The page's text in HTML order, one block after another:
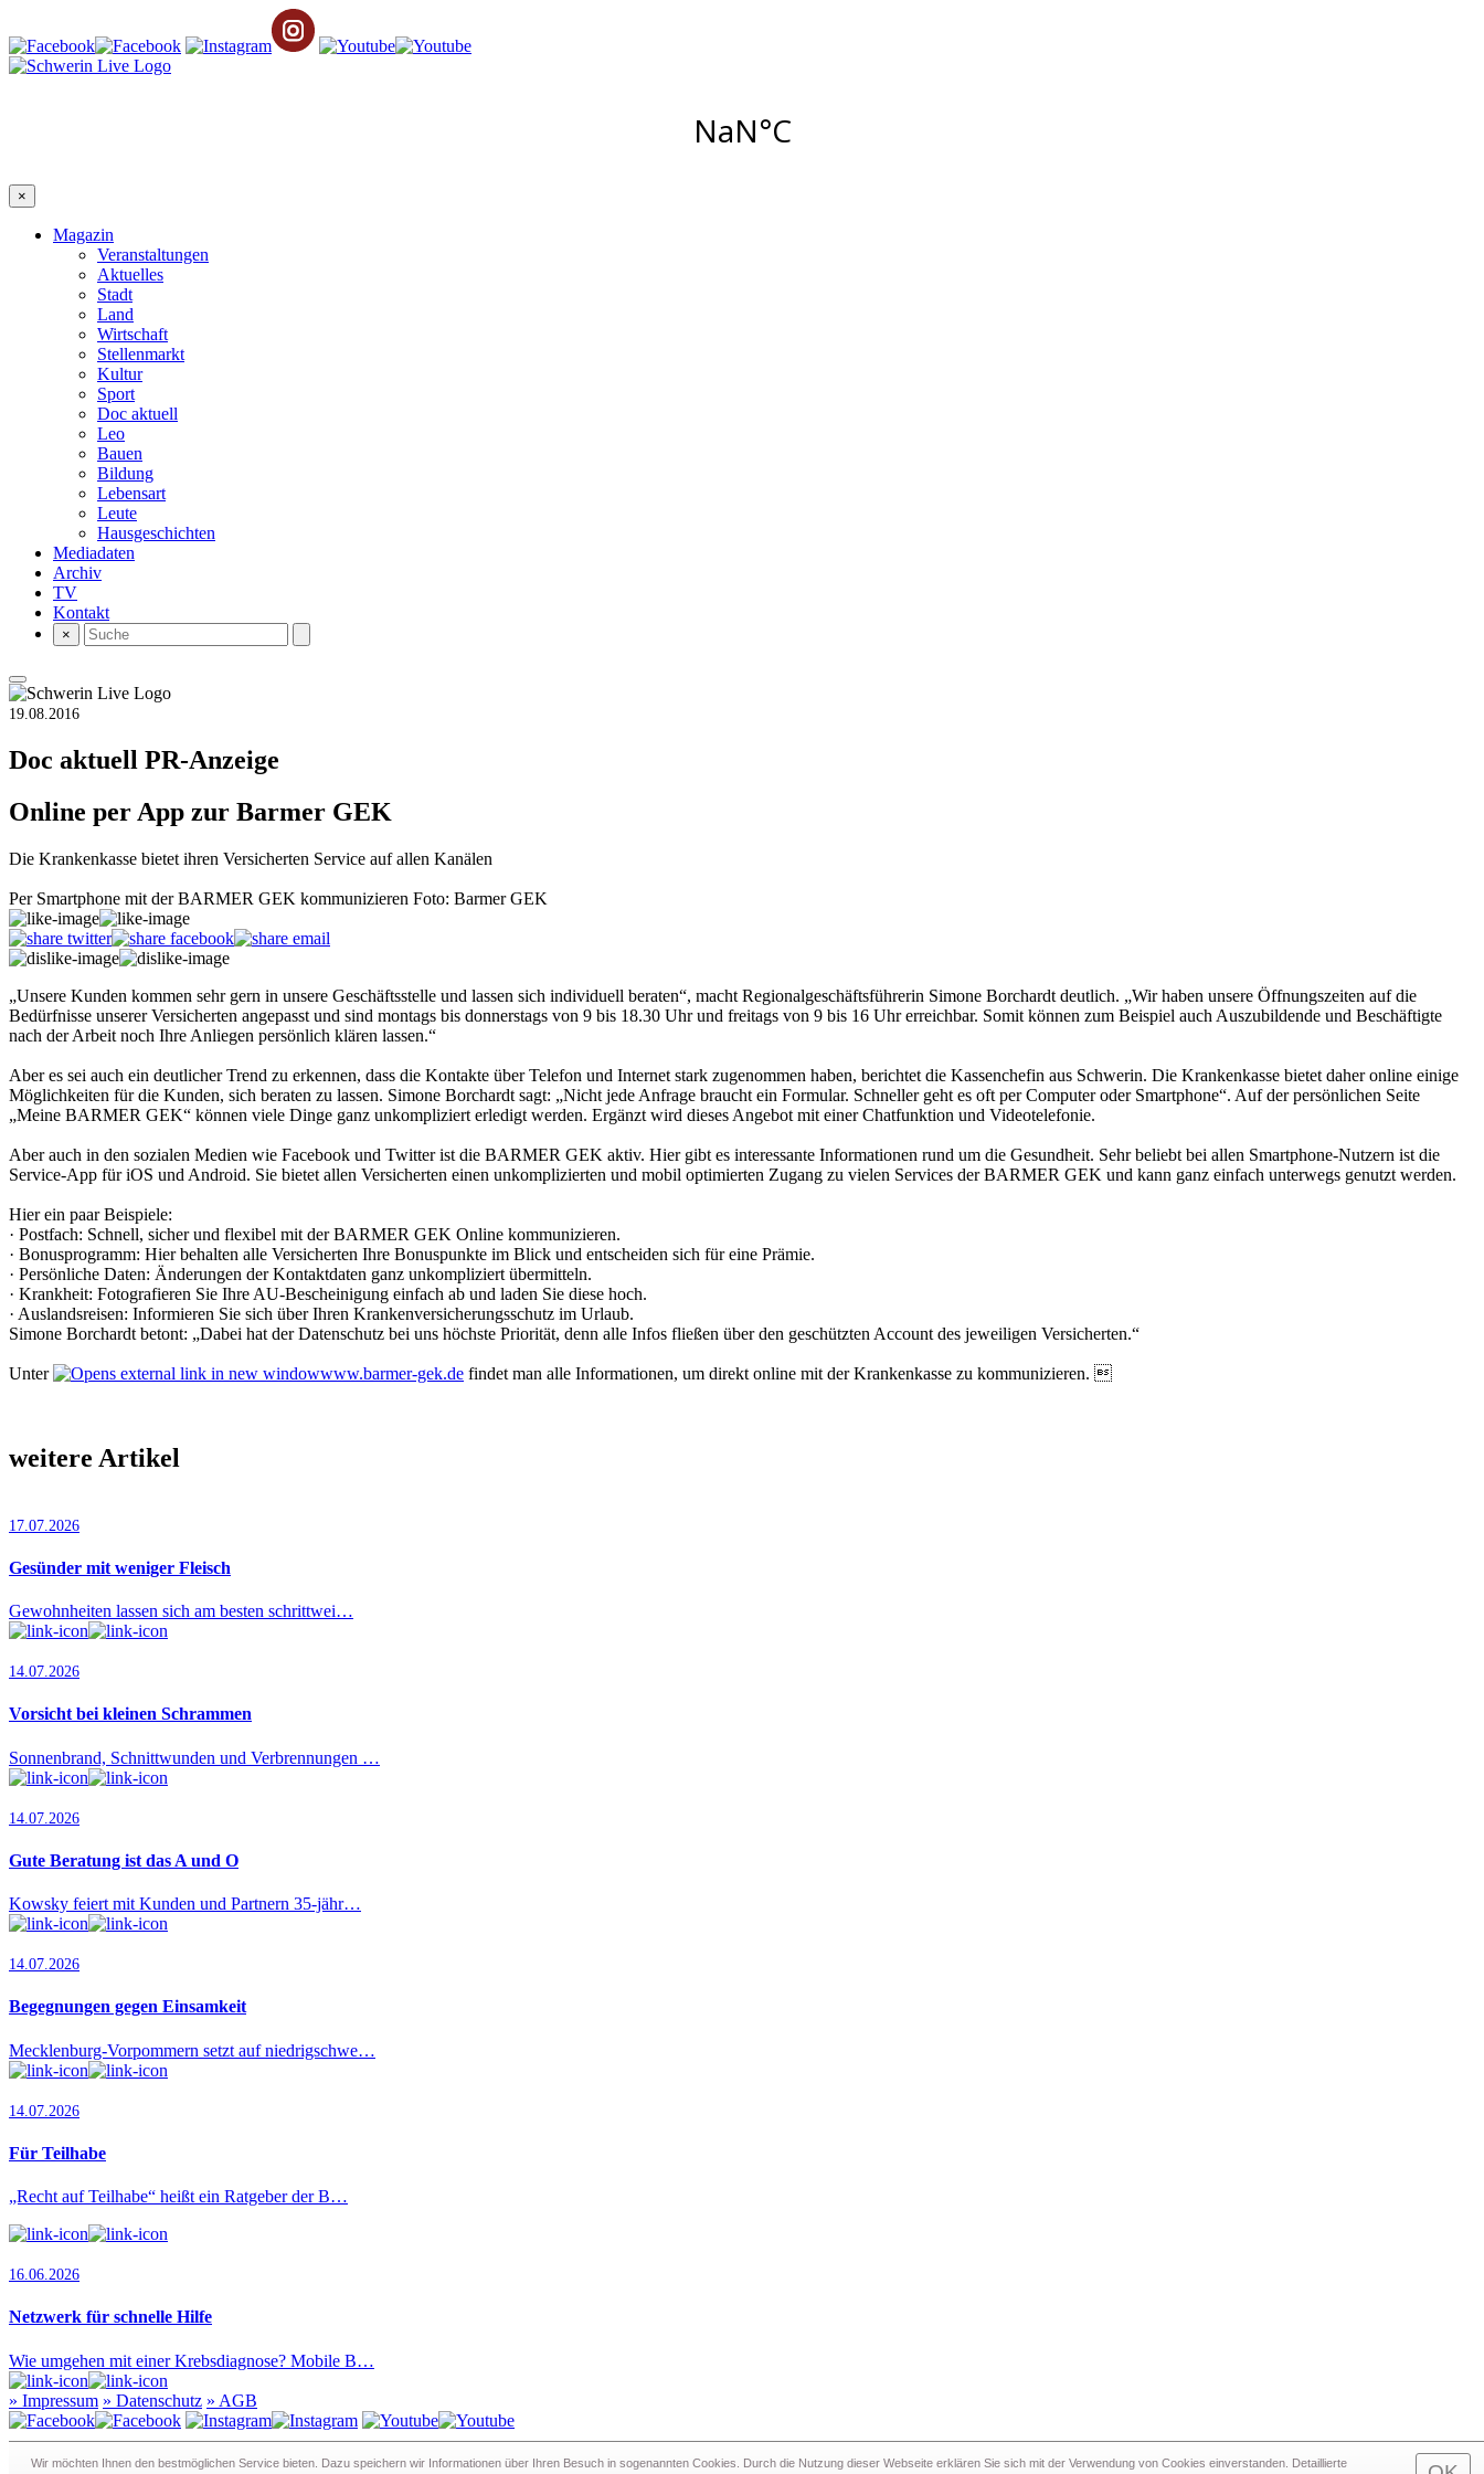
×
Magazin
Veranstaltungen
Aktuelles
Stadt
Land
Wirtschaft
Stellenmarkt
Kultur
Sport
Doc aktuell
Leo
Bauen
Bildung
Lebensart
Leute
Hausgeschichten
Mediadaten
Archiv
TV
Kontakt
×
19.08.2016
Doc aktuell PR-Anzeige
Online per App zur Barmer GEK
Die Krankenkasse bietet ihren Versicherten Service auf allen Kanälen
Per Smartphone mit der BARMER GEK kommunizieren Foto: Barmer GEK
„Unsere Kunden kommen sehr gern in unsere Geschäftsstelle und lassen sich individuell beraten“, macht Regionalgeschäftsführerin Simone Borchardt deutlich. „Wir haben unsere Öffnungszeiten auf die
Bedürfnisse unserer Versicherten angepasst und sind montags bis donnerstags von 9 bis 18.30 Uhr und freitags von 9 bis 16 Uhr erreichbar. Somit können zum Beispiel auch Auszubildende und Beschäftigte
nach der Arbeit noch Ihre Anliegen persönlich klären lassen.“
Aber es sei auch ein deutlicher Trend zu erkennen, dass die Kontakte über Telefon und Internet stark zugenommen haben, berichtet die Kassenchefin aus Schwerin. Die Krankenkasse bietet daher online einige
Möglichkeiten für die Kunden, sich beraten zu lassen. Simone Borchardt sagt: „Nicht jede Anfrage braucht ein Formular. Schneller geht es oft per Computer oder Smartphone“. Auf der persönlichen Seite
„Meine BARMER GEK“ können viele Dinge ganz unkompliziert erledigt werden. Ergänzt wird dieses Angebot mit einer Chatfunktion und Videotelefonie.
Aber auch in den sozialen Medien wie Facebook und Twitter ist die BARMER GEK aktiv. Hier gibt es interessante Informationen rund um die Gesundheit. Sehr beliebt bei allen Smartphone-Nutzern ist die
Service-App für iOS und Android. Sie bietet allen Versicherten einen unkomplizierten und mobil optimierten Zugang zu vielen Services der BARMER GEK und kann ganz einfach unterwegs genutzt werden.
Hier ein paar Beispiele:
· Postfach: Schnell, sicher und flexibel mit der BARMER GEK Online kommunizieren.
· Bonusprogramm: Hier behalten alle Versicherten Ihre Bonuspunkte im Blick und entscheiden sich für eine Prämie.
· Persönliche Daten: Änderungen der Kontaktdaten ganz unkompliziert übermitteln.
· Krankheit: Fotografieren Sie Ihre AU-Bescheinigung einfach ab und laden Sie diese hoch.
· Auslandsreisen: Informieren Sie sich über Ihren Krankenversicherungsschutz im Urlaub.
Simone Borchardt betont: „Dabei hat der Datenschutz bei uns höchste Priorität, denn alle Infos fließen über den geschützten Account des jeweiligen Versicherten.“
Unter www.barmer-gek.de findet man alle Informationen, um direkt online mit der Krankenkasse zu kommunizieren. 
weitere Artikel
17.07.2026
Gesünder mit weniger Fleisch
Gewohnheiten lassen sich am besten schrittwei…
14.07.2026
Vorsicht bei kleinen Schrammen
Sonnenbrand, Schnittwunden und Verbrennungen …
14.07.2026
Gute Beratung ist das A und O
Kowsky feiert mit Kunden und Partnern 35-jähr…
14.07.2026
Begegnungen gegen Einsamkeit
Mecklenburg-Vorpommern setzt auf niedrigschwe…
14.07.2026
Für Teilhabe
„Recht auf Teilhabe“ heißt ein Ratgeber der B…
16.06.2026
Netzwerk für schnelle Hilfe
Wie umgehen mit einer Krebsdiagnose? Mobile B…
» Impressum » Datenschutz » AGB
Redaktion · Graf-Schack-Alle 8 · 19053 Schwerin
Wir möchten Ihnen den bestmöglichen Service bieten. Dazu speichern wir Informationen über Ihren Besuch in sogenann­ten Cookies. Durch die Nutzung dieser Webseite erklären Sie sich mit der Verwendung von Cookies einverstanden. Detaillierte